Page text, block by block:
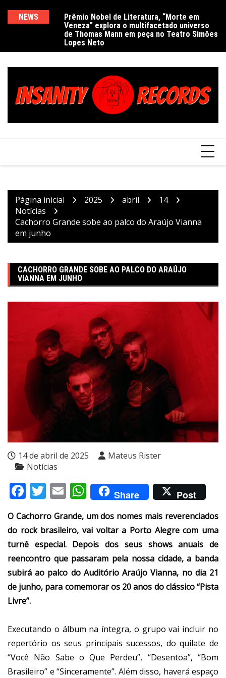
NEWS
Prêmio Nobel de Literatura, “Morte em
Veneza” explora o multifacetado universo
de Thomas Mann em peça no Teatro Simões
Lopes Neto
Página inicial 2025 abril
14
Notícias
Cachorro Grande sobe ao palco do Araújo Vianna
em junho
CACHORRO GRANDE SOBE AO PALCO DO ARAÚJO
VIANNA EM JUNHO
14 de abril de 2025
Mateus Rister
Notícias
Facebook
Twitter
EmailWhatsApp
Share Post
O Cachorro Grande, um dos nomes mais reverenciados
do rock brasileiro, vai voltar a Porto Alegre com uma
turnê especial. Depois dos seus shows anuais de
reencontro que passaram pela nossa cidade, a banda
subirá ao palco do Auditório Araújo Vianna, no dia 21
de junho, para comemorar os 20 anos do clássico “Pista
Livre”.
Executando o álbum na íntegra, o grupo vai incluir no
repertório os seus principais sucessos, do quilate de
“Você Não Sabe o Que Perdeu”, “Desentoa”, “Bom
Brasileiro” e “Sinceramente”. Além disso, haverá espaço